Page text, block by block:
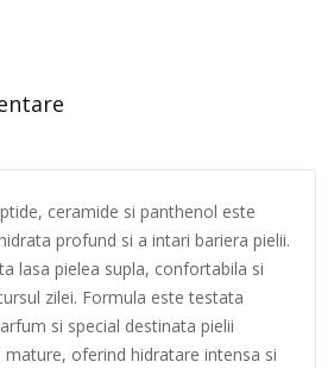
ceramide si panthenol este
profund si a intari bariera pielii.
lasa pielea supla, confortabila si
zilei. Formula este testata
si special destinata pielii
mature, oferind hidratare intensa si